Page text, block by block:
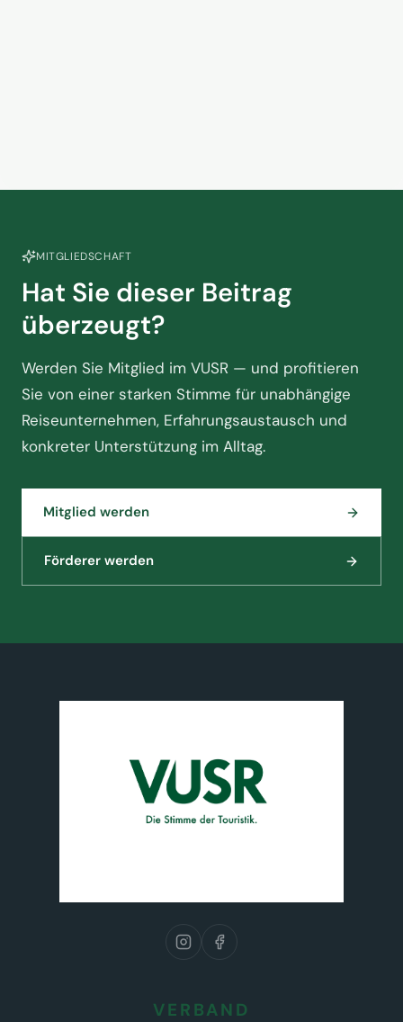
MITGLIEDSCHAFT
Hat Sie dieser Beitrag
überzeugt?
Werden Sie Mitglied im VUSR — und profitieren
Sie von einer starken Stimme für unabhängige
Reiseunternehmen, Erfahrungsaustausch und
konkreter Unterstützung im Alltag.
Mitglied werden
Förderer werden
VERBAND